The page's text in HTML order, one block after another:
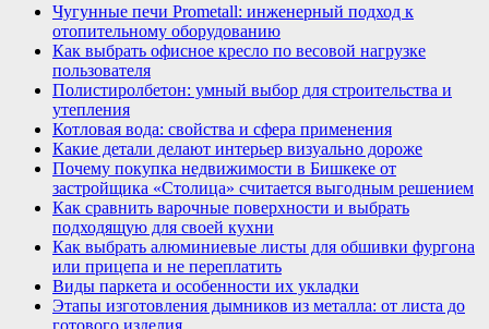
Чугунные печи Prometall: инженерный подход к
отопительному оборудованию
Как выбрать офисное кресло по весовой нагрузке
пользователя
Полистиролбетон: умный выбор для строительства и
утепления
Котловая вода: свойства и сфера применения
Какие детали делают интерьер визуально дороже
Почему покупка недвижимости в Бишкеке от
застройщика «Столица» считается выгодным решением
Как сравнить варочные поверхности и выбрать
подходящую для своей кухни
Как выбрать алюминиевые листы для обшивки фургона
или прицепа и не переплатить
Виды паркета и особенности их укладки
Этапы изготовления дымников из металла: от листа до
готового изделия